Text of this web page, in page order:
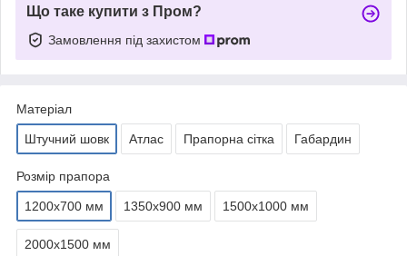
Що таке купити з Пром?
Замовлення під захистом
Матеріал
Штучний шовк Атлас Прапорна сітка Габардин
Розмір прапора
1200х700 мм 1350х900 мм 1500х1000 мм
2000х1500 мм